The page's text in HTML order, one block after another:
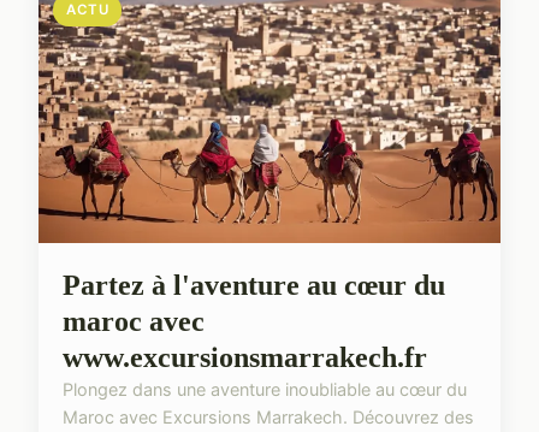
ACTU
Partez à l'aventure au cœur du
maroc avec
www.excursionsmarrakech.fr
Plongez dans une aventure inoubliable au cœur du
Maroc avec Excursions Marrakech. Découvrez des